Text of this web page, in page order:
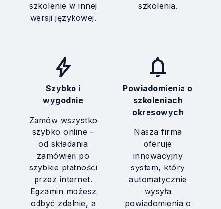
szkolenie w innej
wersji językowej.
szkolenia.
bolt
Szybko i
wygodnie
Zamów wszystko
szybko online –
od składania
zamówień po
szybkie płatności
przez internet.
Egzamin możesz
odbyć zdalnie, a
notifications
Powiadomienia o
szkoleniach
okresowych
Nasza firma
oferuje
innowacyjny
system, który
automatycznie
wysyła
powiadomienia o